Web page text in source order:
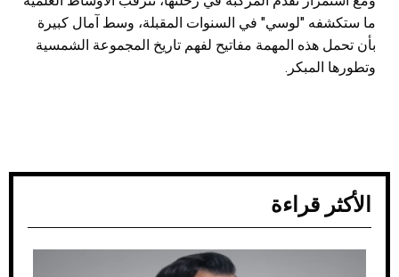
ما ستكشفه "لوسي" في السنوات المقبلة، وسط آمال كبيرة
بأن تحمل هذه المهمة مفاتيح لفهم تاريخ المجموعة الشمسية
وتطورها المبكر.
الأكثر قراءة